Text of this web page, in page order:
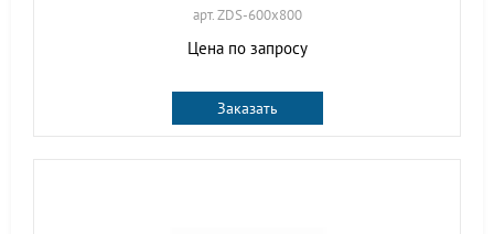
арт. ZDS-600х800
Цена по запросу
Заказать